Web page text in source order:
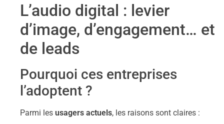
L’audio digital : levier
d’image, d’engagement… et
de leads
Pourquoi ces entreprises
l’adoptent ?
Parmi les usagers actuels, les raisons sont claires :